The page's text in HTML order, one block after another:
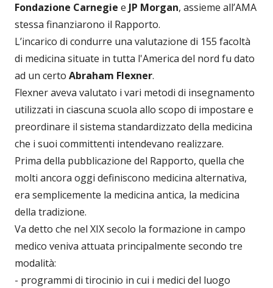
Fondazione Carnegie e JP Morgan, assieme all’AMA
stessa finanziarono il Rapporto.
L’incarico di condurre una valutazione di 155 facoltà
di medicina situate in tutta l'America del nord fu dato
ad un certo Abraham Flexner.
Flexner aveva valutato i vari metodi di insegnamento
utilizzati in ciascuna scuola allo scopo di impostare e
preordinare il sistema standardizzato della medicina
che i suoi committenti intendevano realizzare.
Prima della pubblicazione del Rapporto, quella che
molti ancora oggi definiscono medicina alternativa,
era semplicemente la medicina antica, la medicina
della tradizione.
Va detto che nel XIX secolo la formazione in campo
medico veniva attuata principalmente secondo tre
modalità:
- programmi di tirocinio in cui i medici del luogo